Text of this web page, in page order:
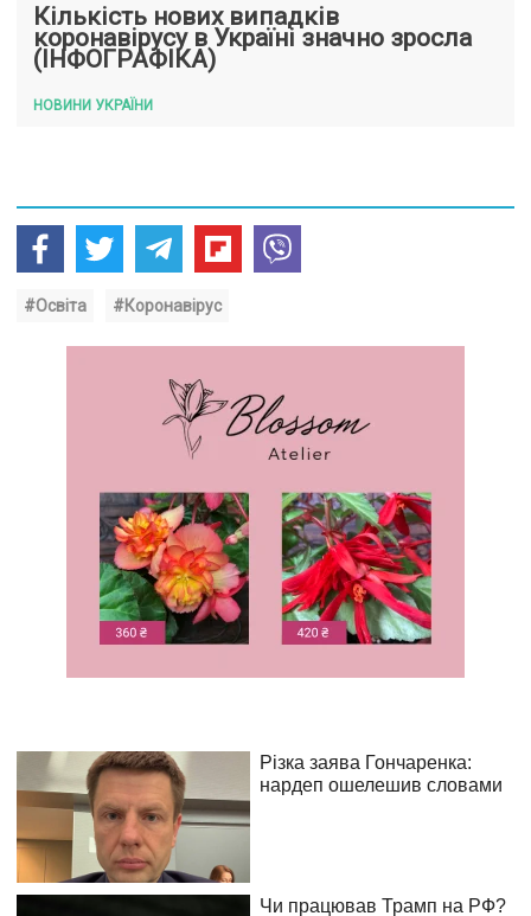
Кількість нових випадків
коронавірусу в Україні значно зросла
(ІНФОГРАФІКА)
НОВИНИ УКРАЇНИ
#Освіта #Коронавірус